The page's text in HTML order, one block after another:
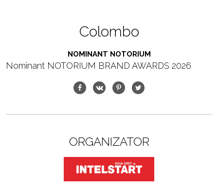
Colombo
NOMINANT NOTORIUM
Nominant NOTORIUM BRAND AWARDS 2026
ORGANIZATOR